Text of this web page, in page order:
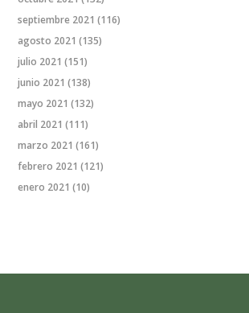
septiembre 2021 (116)
agosto 2021 (135)
julio 2021 (151)
junio 2021 (138)
mayo 2021 (132)
abril 2021 (111)
marzo 2021 (161)
febrero 2021 (121)
enero 2021 (10)